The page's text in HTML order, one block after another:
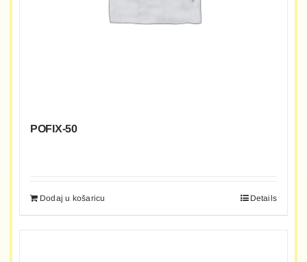
POFIX-50
Dodaj u košaricu Details